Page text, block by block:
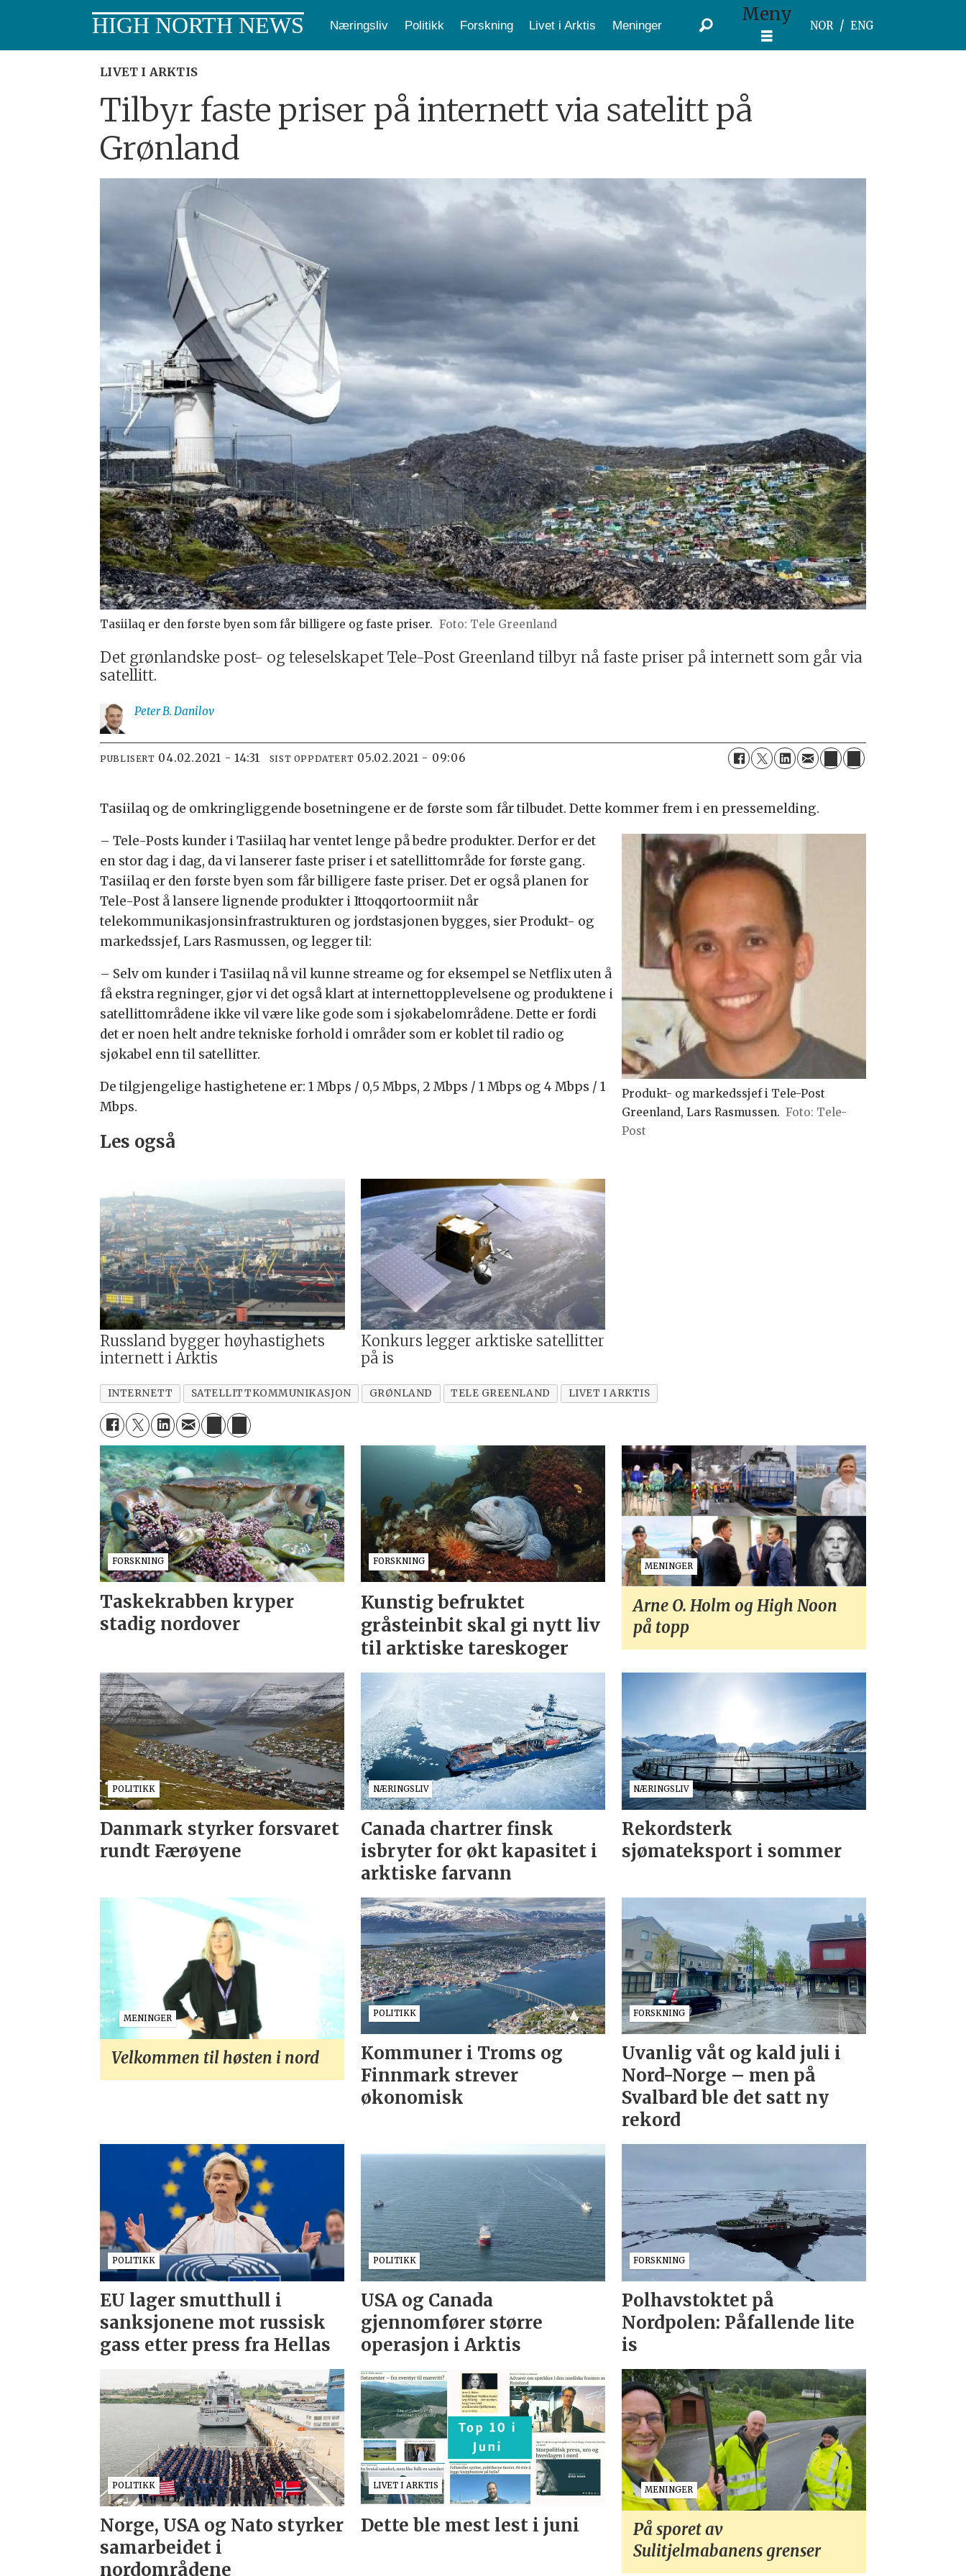
HIGH NORTH NEWS Næringsliv Politikk Forskning Livet i Arktis Meninger Meny
NOR ENG
LIVET I ARKTIS
Tilbyr faste priser på internett via satelitt på
Grønland
Tasiilaq er den første byen som får billigere og faste priser. Tele Greenland
Det grønlandske post- og teleselskapet Tele-Post Greenland tilbyr nå faste priser på internett som går via
satellitt.
Peter B.Danilov
PUBLISERT 04.02.2021 - 14:31 SIST OPPDATERT 05.02.2021 - 09:06
Tasiilaq og de omkringliggende bosetningene er de første som får tilbudet. Dette kommer frem i en pressemelding.
Produkt- og markedssjef i Tele-Post
Greenland, Lars Rasmussen.
Tele-
Post
–Tele-Posts kunder i Tasiilaq har ventet lenge på bedre produkter. Derfor er det
en stor dag i dag, da vi lanserer faste priser i et satellittområde for første gang.
Tasiilaq er den første byen som får billigere faste priser. Det er også planen for
Tele-Post å lansere lignende produkter i Ittoqqortoormiit når
telekommunikasjonsinfrastrukturen og jordstasjonen bygges, sier Produkt- og
markedssjef, Lars Rasmussen, og legger til:
– Selv om kunder i Tasiilaq nå vil kunne streame og for eksempel se Netflix uten å
få ekstra regninger, gjør vi det også klart at internettopplevelsene og produktene i
satellittområdene ikke vil være like gode som i sjøkabelområdene. Dette er fordi
det er noen helt andre tekniske forhold i områder som er koblet til radio og
sjøkabel enn til satellitter.
De tilgjengelige hastighetene er: 1 Mbps / 0,5 Mbps, 2 Mbps / 1 Mbps og 4 Mbps / 1
Mbps.
Les også
Russland bygger høyhastighets
internett i Arktis
Konkurs legger arktiske satellitter
på is
INTERNETT SATELLITTKOMMUNIKASJON GRØNLAND TELE GREENLAND LIVET I ARKTIS
FORSKNING
Taskekrabben kryper
stadig nordover
FORSKNING
Kunstig befruktet
gråsteinbit skal gi nytt liv
til arktiske tareskoger
MENINGER
Arne O. Holm og High Noon
på topp
POLITIKK
Danmark styrker forsvaret
rundt Færøyene
NÆRINGSLIV
Canada chartrer finsk
isbryter for økt kapasitet i
arktiske farvann
NÆRINGSLIV
Rekordsterk
sjømateksport i sommer
MENINGER
Velkommen til høsten i nord
POLITIKK
Kommuner i Troms og
Finnmark strever
økonomisk
FORSKNING
Uvanlig våt og kald juli i
Nord-Norge – men på
Svalbard ble det satt ny
rekord
POLITIKK
EU lager smutthull i
sanksjonene mot russisk
gass etter press fra Hellas
POLITIKK
USA og Canada
gjennomfører større
operasjon i Arktis
FORSKNING
Polhavstoktet på
Nordpolen: Påfallende lite
is
POLITIKK
Norge, USA og Nato styrker
samarbeidet i
nordområdene
LIVET I ARKTIS
Dette ble mest lest i juni
MENINGER
På sporet av
Sulitjelmabanens grenser